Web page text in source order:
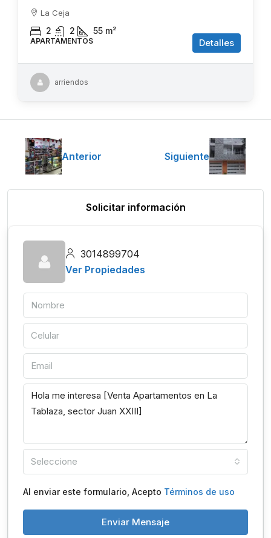
La Ceja
2 2 55 m²
APARTAMENTOS Detalles
arriendos
Anterior Siguiente
Solicitar información
3014899704
Ver Propiedades
Seleccione
Al enviar este formulario, Acepto Términos de uso
Enviar Mensaje